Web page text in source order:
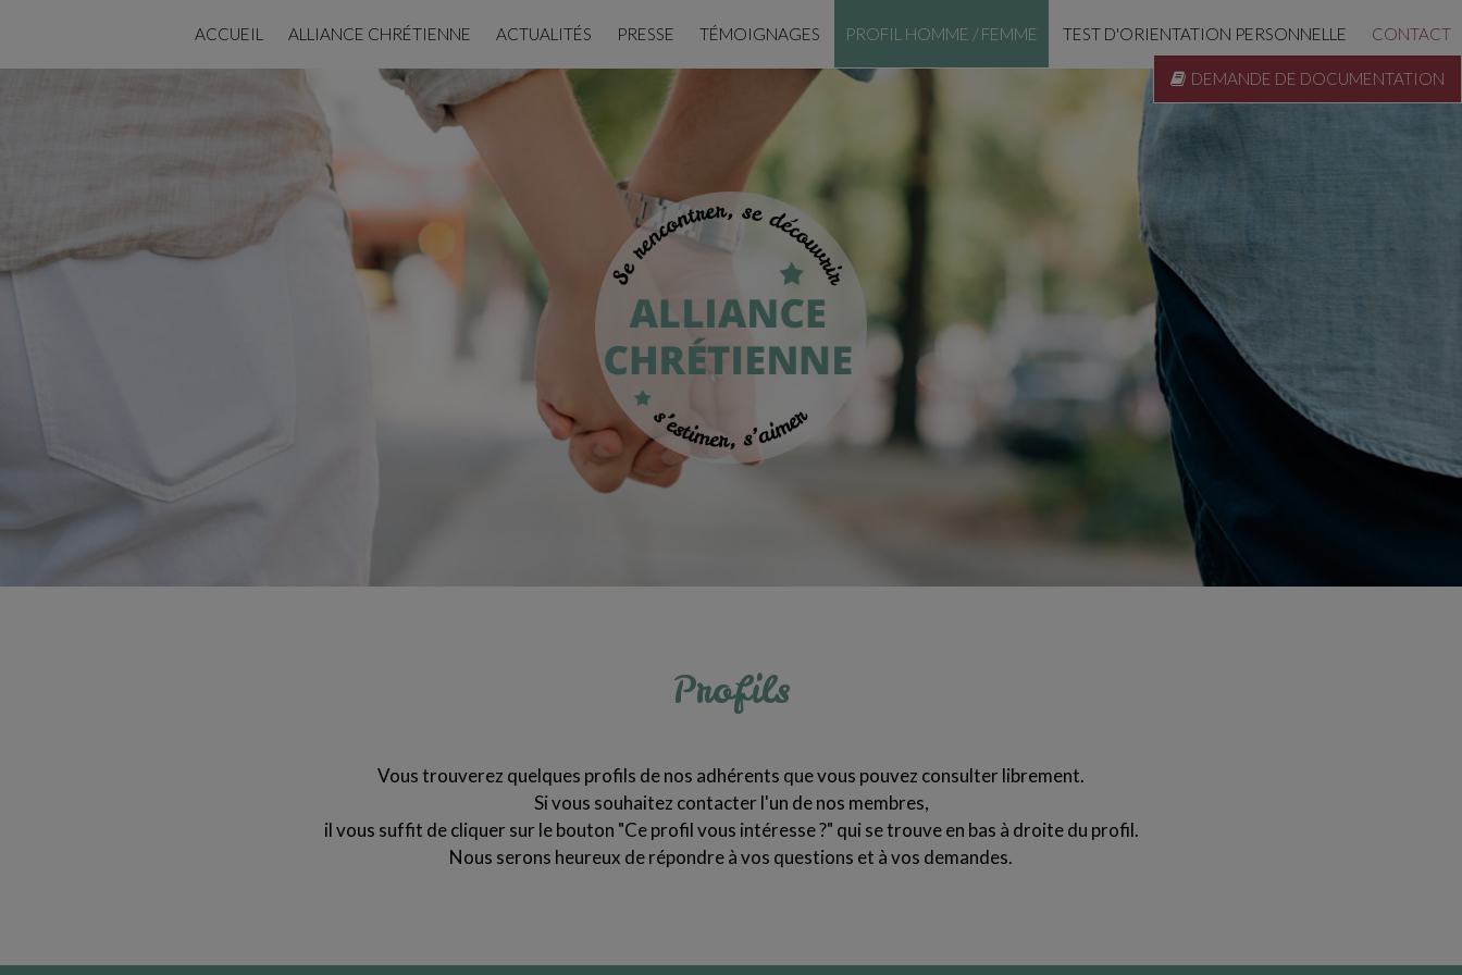
ACCUEIL ALLIANCE CHRÉTIENNE ACTUALITÉS PRESSE TÉMOIGNAGES PROFIL HOMME / FEMME TEST D'ORIENTATION PERSONNELLE CONTACT
DEMANDE DE DOCUMENTATION
Profils
Vous trouverez quelques profils de nos adhérents que vous pouvez consulter librement.
Si vous souhaitez contacter l'un de nos membres,
il vous suffit de cliquer sur le bouton "Ce profil vous intéresse ?" qui se trouve en bas à droite du profil.
Nous serons heureux de répondre à vos questions et à vos demandes.